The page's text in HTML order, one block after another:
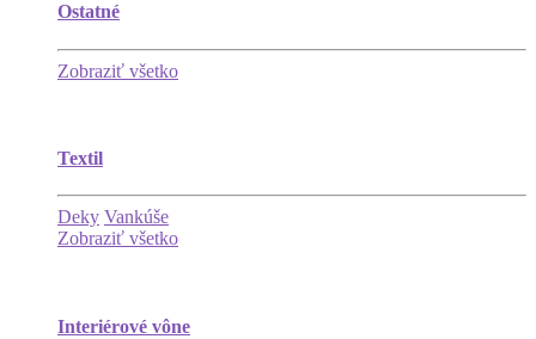
Ostatné
Zobraziť všetko
Textil
Deky Vankúše
Zobraziť všetko
Interiérové vône